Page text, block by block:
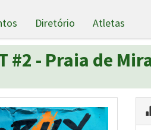
Diretório Atletas
#2 - Praia de